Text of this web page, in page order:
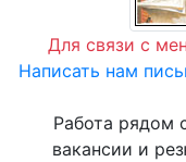
Для связи с
Написать нам
Работа рядом
вакансии и